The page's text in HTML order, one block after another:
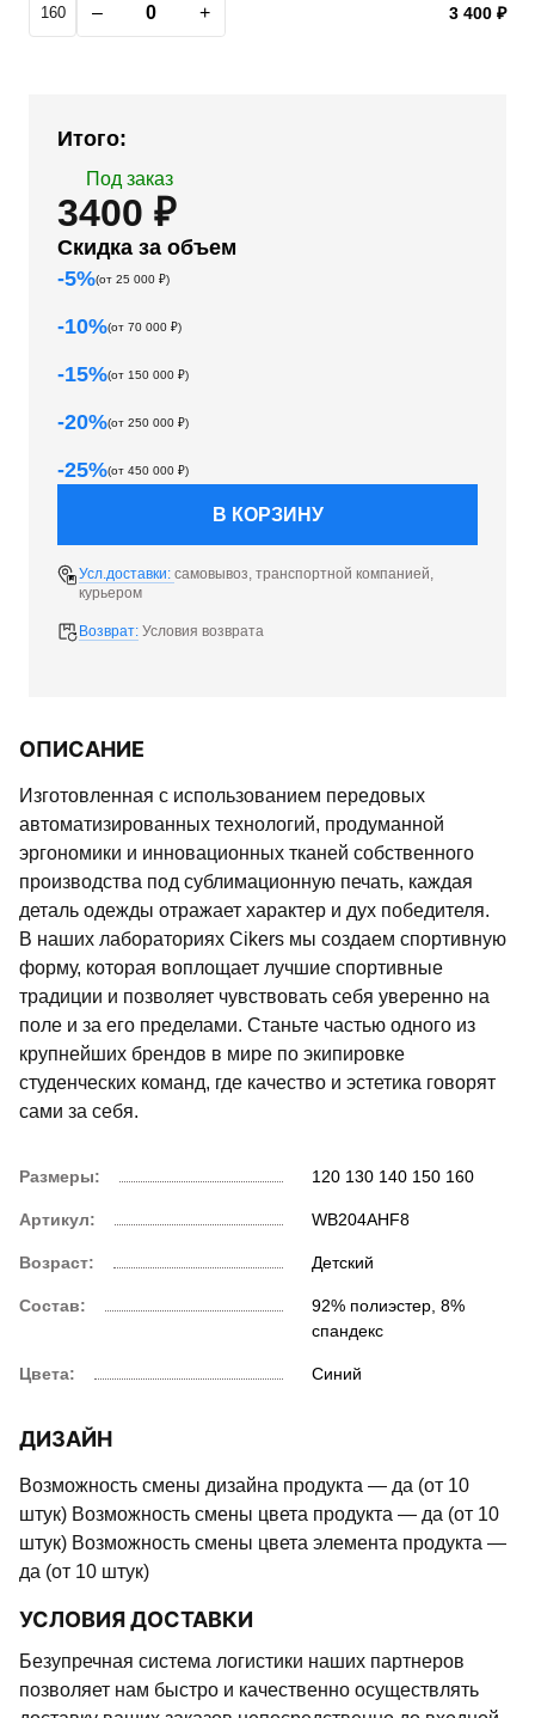
160 – + 3 400 ₽
Итого:
Под заказ
3400 ₽
Скидка за объем
-5%(от 25 000 ₽)
-10%(от 70 000 ₽)
-15%(от 150 000 ₽)
-20%(от 250 000 ₽)
-25%(от 450 000 ₽)
В КОРЗИНУ
Усл.доставки: самовывоз, транспортной компанией,
курьером
Возврат: Условия возврата
ОПИСАНИЕ
Изготовленная с использованием передовых
автоматизированных технологий, продуманной
эргономики и инновационных тканей собственного
производства под сублимационную печать, каждая
деталь одежды отражает характер и дух победителя.
В наших лабораториях Cikers мы создаем спортивную
форму, которая воплощает лучшие спортивные
традиции и позволяет чувствовать себя уверенно на
поле и за его пределами. Станьте частью одного из
крупнейших брендов в мире по экипировке
студенческих команд, где качество и эстетика говорят
сами за себя.
Размеры: 120130140150160
Артикул: WB204AHF8
Возраст: Детский
Состав:
92% полиэстер, 8%
спандекс
Цвета: Синий
ДИЗАЙН
Возможность смены дизайна продукта — да (от 10
штук) Возможность смены цвета продукта — да (от 10
штук) Возможность смены цвета элемента продукта —
да (от 10 штук)
УСЛОВИЯ ДОСТАВКИ
Безупречная система логистики наших партнеров
позволяет нам быстро и качественно осуществлять